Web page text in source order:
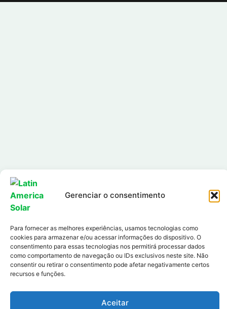
Gerenciar o consentimento
Para fornecer as melhores experiências, usamos tecnologias como
cookies para armazenar e/ou acessar informações do dispositivo. O
consentimento para essas tecnologias nos permitirá processar dados
como comportamento de navegação ou IDs exclusivos neste site. Não
consentir ou retirar o consentimento pode afetar negativamente certos
recursos e funções.
Aceitar